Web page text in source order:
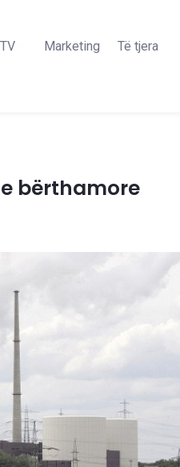
Marketing Të tjera
bërthamore